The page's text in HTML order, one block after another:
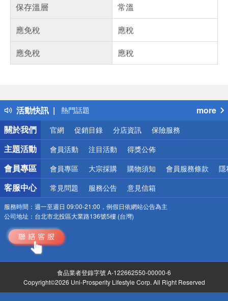
保存溫層
常溫
應免稅
應稅
應免稅
應稅
活動快訊
得獎公告
熱門話題
銀行優惠
偏遠地區配送
詐騙網頁！請小心！
more
關於我們
官網 促銷目錄 分店資訊 保險服務
主題活動 會員活動 注目活動 得獎公佈
會員專區 會員專區 大宗採購 購物須知 會員服務條款 隱
客服中心 常見問題 服務公告 意見信箱
服務時間： 週一至週日 09:00-21:00，例假日依網站公告為主
公司地址： 台北市北投區大業路136號5樓 (台灣)
食品業者登錄字號 A-122662550-00000-6
Copyright©2026 Uni-Prosperity Lifestyle Corp. All Right Reserved